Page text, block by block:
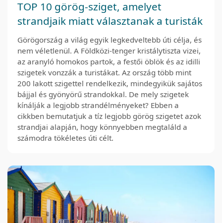
TOP 10 görög-sziget, amelyet
strandjaik miatt választanak a turisták
Görögország a világ egyik legkedveltebb úti célja, és
nem véletlenül. A Földközi-tenger kristálytiszta vizei,
az aranyló homokos partok, a festői öblök és az idilli
szigetek vonzzák a turistákat. Az ország több mint
200 lakott szigettel rendelkezik, mindegyikük sajátos
bájjal és gyönyörű strandokkal. De mely szigetek
kínálják a legjobb strandélményeket? Ebben a
cikkben bemutatjuk a tíz legjobb görög szigetet azok
strandjai alapján, hogy könnyebben megtaláld a
számodra tökéletes úti célt.